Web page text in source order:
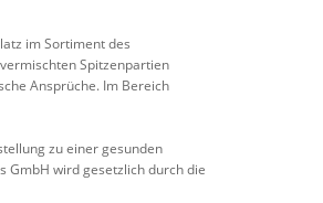
im Sortiment des
Spitzenpartien
Ansprüche. Im Bereich
zu einer gesunden
GmbH wird gesetzlich durch die